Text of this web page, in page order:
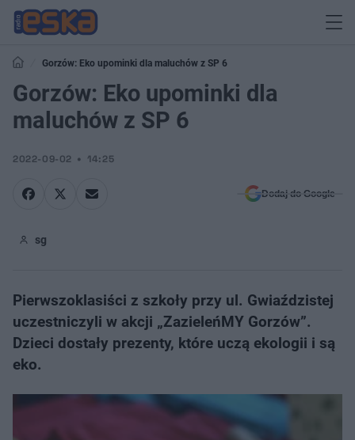
Gorzów: Eko upominki dla maluchów z SP 6
Gorzów: Eko upominki dla
maluchów z SP 6
2022-09-02 14:25
Dodaj do Google
sg
Pierwszoklasiści z szkoły przy ul. Gwiaździstej
uczestniczyli w akcji „ZazieleńMY Gorzów”.
Dzieci dostały prezenty, które uczą ekologii i są
eko.